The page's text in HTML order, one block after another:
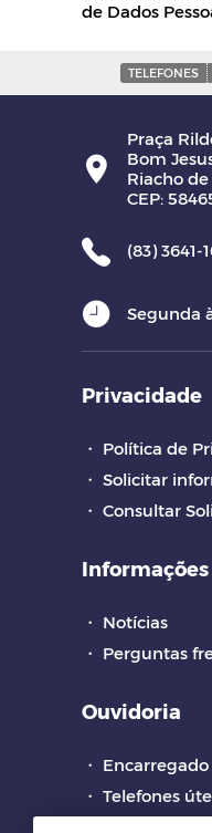
de Dados
TELEFONES
Praça
Bom
Riacho
CEP:
(83) 3641-
Segunda
Privacidade
・ Política de
・ Solicitar
・ Consultar
Informações
・ Notícias
・ Perguntas
Ouvidoria
・ Encarregado
・ Telefones